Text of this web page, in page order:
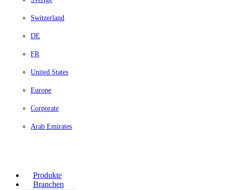
Switzerland
DE
FR
United States
Europe
Corporate
Arab Emirates
Produkte
Branchen